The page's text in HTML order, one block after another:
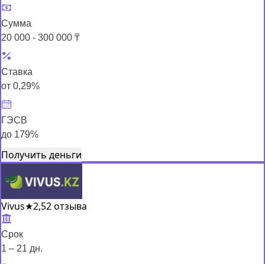
Сумма
20 000 - 300 000 ₸
Ставка
от 0,29%
ГЭСВ
до 179%
Получить деньги
Vivus★2,52 отзыва
Срок
1 – 21 дн.